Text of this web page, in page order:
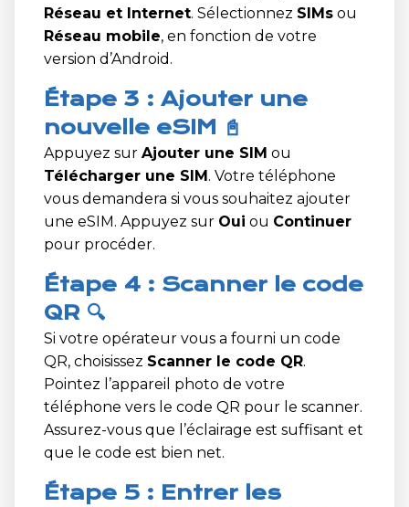
Réseau et Internet. Sélectionnez SIMs ou
Réseau mobile, en fonction de votre
version d’Android.
Étape 3 : Ajouter une
nouvelle eSIM 📓
Appuyez sur Ajouter une SIM ou
Télécharger une SIM. Votre téléphone
vous demandera si vous souhaitez ajouter
une eSIM. Appuyez sur Oui ou Continuer
pour procéder.
Étape 4 : Scanner le code
QR 🔍
Si votre opérateur vous a fourni un code
QR, choisissez Scanner le code QR.
Pointez l’appareil photo de votre
téléphone vers le code QR pour le scanner.
Assurez-vous que l’éclairage est suffisant et
que le code est bien net.
Étape 5 : Entrer les